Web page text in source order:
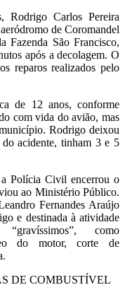
Rodrigo Carlos Pereira
de Coromandel
Fazenda São Francisco,
após a decolagem. O
reparos realizados pelo
de 12 anos, conforme
com vida do avião, mas
Rodrigo deixou
acidente, tinham 3 e 5
a Polícia Civil encerrou o
ao Ministério Público.
Fernandes Araújo
e destinada à atividade
como
do motor, corte de
DE COMBUSTÍVEL